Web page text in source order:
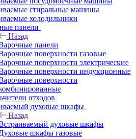
стиральные машины
холодильники
панели
Назад
панели
поверхности газовые
поверхности электрические
поверхности индукционные
поверхности
отходов
духовые шкафы
Назад
духовые шкафы
шкафы газовые